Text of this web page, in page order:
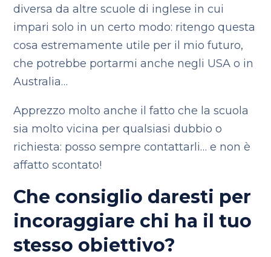
diversa da altre scuole di inglese in cui
impari solo in un certo modo: ritengo questa
cosa estremamente utile per il mio futuro,
che potrebbe portarmi anche negli USA o in
Australia…
Apprezzo molto anche il fatto che la scuola
sia molto vicina per qualsiasi dubbio o
richiesta: posso sempre contattarli… e non è
affatto scontato!
Che consiglio daresti per
incoraggiare chi ha il tuo
stesso obiettivo?